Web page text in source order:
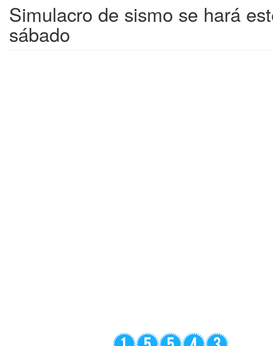
Simulacro de sismo se hará
sábado